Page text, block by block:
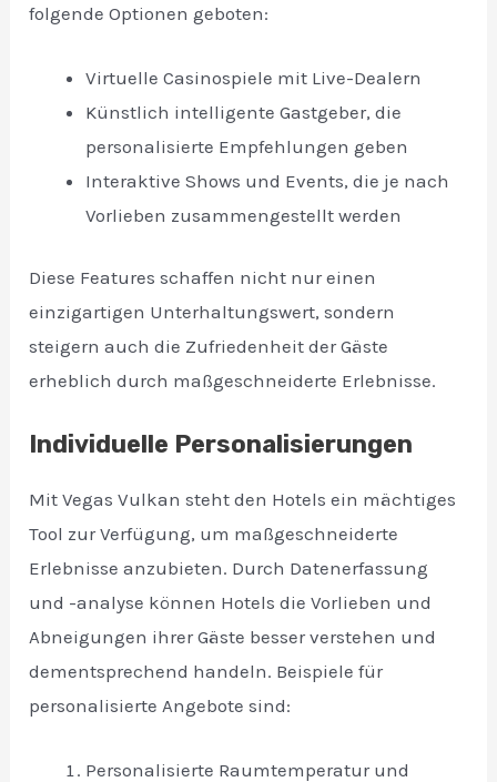
folgende Optionen geboten:
Virtuelle Casinospiele mit Live-Dealern
Künstlich intelligente Gastgeber, die
personalisierte Empfehlungen geben
Interaktive Shows und Events, die je nach
Vorlieben zusammengestellt werden
Diese Features schaffen nicht nur einen
einzigartigen Unterhaltungswert, sondern
steigern auch die Zufriedenheit der Gäste
erheblich durch maßgeschneiderte Erlebnisse.
Individuelle Personalisierungen
Mit Vegas Vulkan steht den Hotels ein mächtiges
Tool zur Verfügung, um maßgeschneiderte
Erlebnisse anzubieten. Durch Datenerfassung
und -analyse können Hotels die Vorlieben und
Abneigungen ihrer Gäste besser verstehen und
dementsprechend handeln. Beispiele für
personalisierte Angebote sind:
Personalisierte Raumtemperatur und